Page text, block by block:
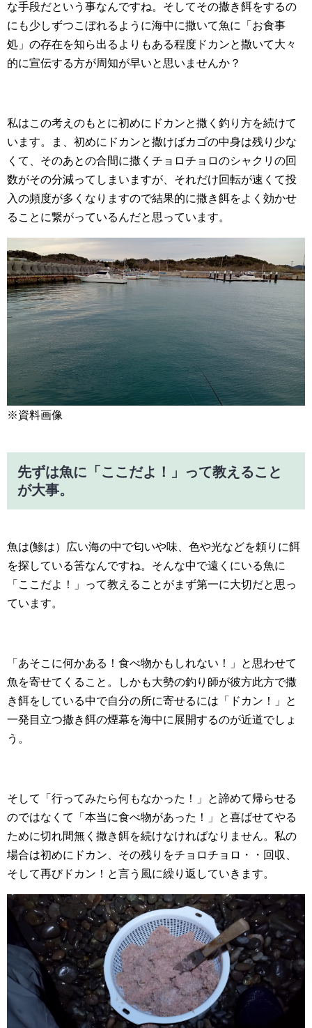
な手段だという事なんですね。そしてその撒き餌をするの
にも少しずつこぼれるように海中に撒いて魚に「お食事
処」の存在を知ら出るよりもある程度ドカンと撒いて大々
的に宣伝する方が周知が早いと思いませんか？
私はこの考えのもとに初めにドカンと撒く釣り方を続けて
います。ま、初めにドカンと撒けばカゴの中身は残り少な
くて、そのあとの合間に撒くチョロチョロのシャクリの回
数がその分減ってしまいますが、それだけ回転が速くて投
入の頻度が多くなりますので結果的に撒き餌をよく効かせ
ることに繋がっているんだと思っています。
※資料画像
先ずは魚に「ここだよ！」って教えること
が大事。
魚は(鯵は）広い海の中で匂いや味、色や光などを頼りに餌
を探している筈なんですね。そんな中で遠くにいる魚に
「ここだよ！」って教えることがまず第一に大切だと思っ
ています。
「あそこに何かある！食べ物かもしれない！」と思わせて
魚を寄せてくること。しかも大勢の釣り師が彼方此方で撒
き餌をしている中で自分の所に寄せるには「ドカン！」と
一発目立つ撒き餌の煙幕を海中に展開するのが近道でしょ
う。
そして「行ってみたら何もなかった！」と諦めて帰らせる
のではなくて「本当に食べ物があった！」と喜ばせてやる
ために切れ間無く撒き餌を続けなければなりません。私の
場合は初めにドカン、その残りをチョロチョロ・・回収、
そして再びドカン！と言う風に繰り返していきます。